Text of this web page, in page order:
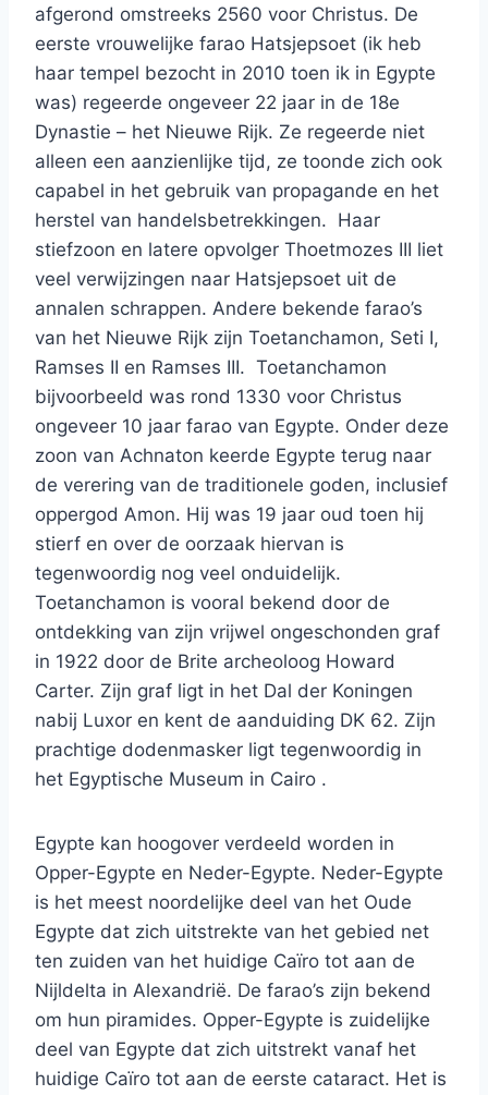
afgerond omstreeks 2560 voor Christus. De
eerste vrouwelijke farao Hatsjepsoet (ik heb
haar tempel bezocht in 2010 toen ik in Egypte
was) regeerde ongeveer 22 jaar in de 18e
Dynastie – het Nieuwe Rijk. Ze regeerde niet
alleen een aanzienlijke tijd, ze toonde zich ook
capabel in het gebruik van propagande en het
herstel van handelsbetrekkingen. Haar
stiefzoon en latere opvolger Thoetmozes III liet
veel verwijzingen naar Hatsjepsoet uit de
annalen schrappen. Andere bekende farao’s
van het Nieuwe Rijk zijn Toetanchamon, Seti I,
Ramses II en Ramses III. Toetanchamon
bijvoorbeeld was rond 1330 voor Christus
ongeveer 10 jaar farao van Egypte. Onder deze
zoon van Achnaton keerde Egypte terug naar
de verering van de traditionele goden, inclusief
oppergod Amon. Hij was 19 jaar oud toen hij
stierf en over de oorzaak hiervan is
tegenwoordig nog veel onduidelijk.
Toetanchamon is vooral bekend door de
ontdekking van zijn vrijwel ongeschonden graf
in 1922 door de Brite archeoloog Howard
Carter. Zijn graf ligt in het Dal der Koningen
nabij Luxor en kent de aanduiding DK 62. Zijn
prachtige dodenmasker ligt tegenwoordig in
het Egyptische Museum in Cairo .
Egypte kan hoogover verdeeld worden in
Opper-Egypte en Neder-Egypte. Neder-Egypte
is het meest noordelijke deel van het Oude
Egypte dat zich uitstrekte van het gebied net
ten zuiden van het huidige Caïro tot aan de
Nijldelta in Alexandrië. De farao’s zijn bekend
om hun piramides. Opper-Egypte is zuidelijke
deel van Egypte dat zich uitstrekt vanaf het
huidige Caïro tot aan de eerste cataract. Het is